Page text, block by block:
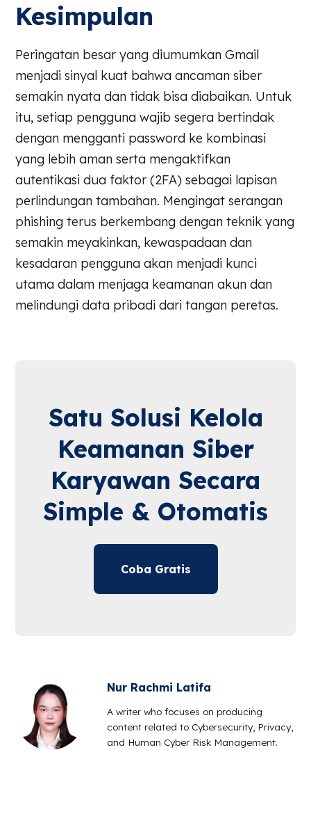
Kesimpulan
Peringatan besar yang diumumkan Gmail
menjadi sinyal kuat bahwa ancaman siber
semakin nyata dan tidak bisa diabaikan. Untuk
itu, setiap pengguna wajib segera bertindak
dengan mengganti password ke kombinasi
yang lebih aman serta mengaktifkan
autentikasi dua faktor (2FA) sebagai lapisan
perlindungan tambahan. Mengingat serangan
phishing terus berkembang dengan teknik yang
semakin meyakinkan, kewaspadaan dan
kesadaran pengguna akan menjadi kunci
utama dalam menjaga keamanan akun dan
melindungi data pribadi dari tangan peretas.
Satu Solusi Kelola
Keamanan Siber
Karyawan Secara
Simple & Otomatis
Coba Gratis
Nur Rachmi Latifa
A writer who focuses on producing
content related to Cybersecurity, Privacy,
and Human Cyber Risk Management.